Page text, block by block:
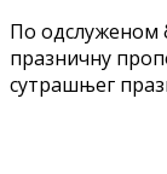
По одслуженом
празничну
сутрашњег